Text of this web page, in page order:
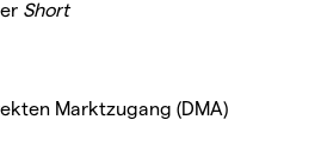
Short
Marktzugang (DMA)